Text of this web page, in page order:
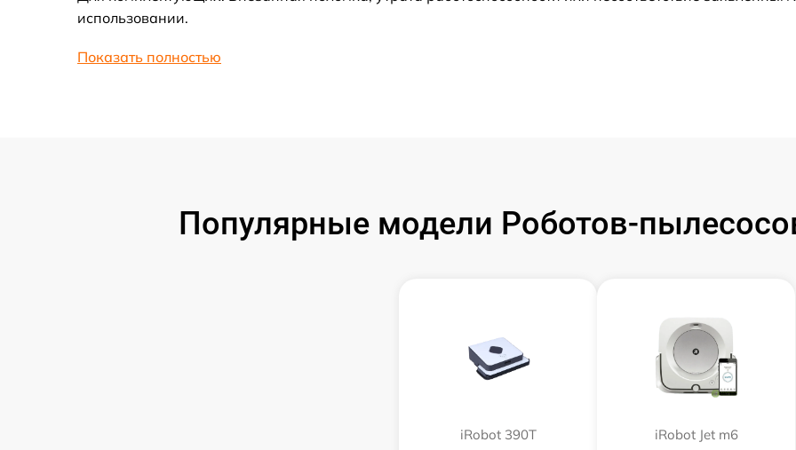
Очистка датчиков
использовании.
Показать полностью
Популярные модели Роботов-
iRobot 390T iRobot Jet m6